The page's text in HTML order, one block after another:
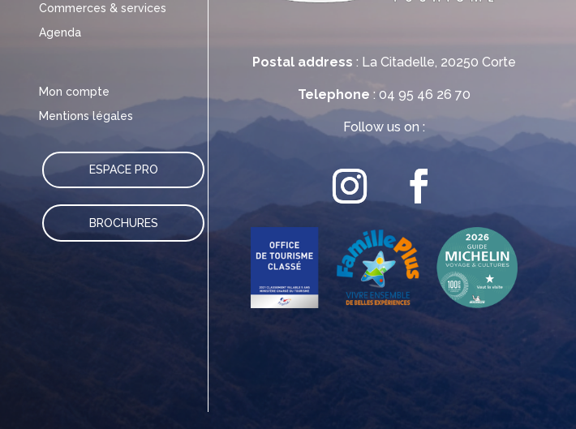
Postal address : La Citadelle, 20250 Corte
Telephone : 04 95 46 26 70
Follow us on :
Commerces & services
Agenda
Mon compte
Mentions légales
ESPACE PRO
BROCHURES